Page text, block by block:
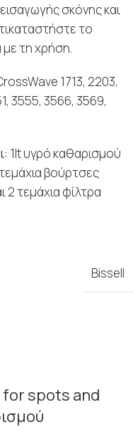
σκόνης και
το
τη χρήση.
1713, 2203,
3555, 3566, 3569,
1lt υγρό καθαρισμού
βούρτσες
2 τεμάχια φίλτρα
Bissell
spots and